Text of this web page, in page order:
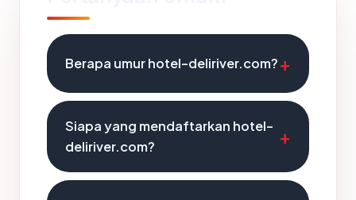
Berapa umur hotel-deliriver.com?
Siapa yang mendaftarkan hotel-
deliriver.com?